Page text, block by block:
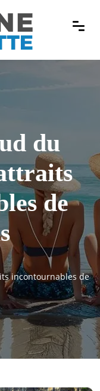
du
de
incontournables de